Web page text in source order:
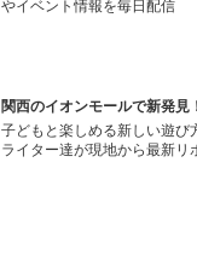
やイベント情報を毎日配信
関西のイオンモールで新発見！
子どもと楽しめる新しい遊び
ライター達が現地から最新リ